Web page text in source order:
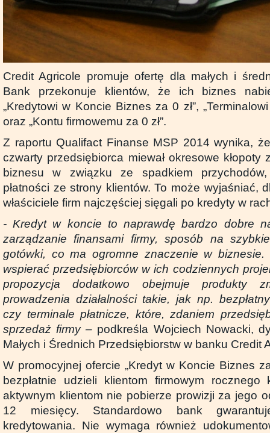
Credit Agricole promuje ofertę dla małych i
Bank przekonuje klientów, że ich biznes
„Kredytowi w Koncie Biznes za 0 zł”,
oraz „Kontu firmowemu za 0 zł”.
Z raportu Qualifact Finanse MSP 2014 wynika,
czwarty przedsiębiorca miewał okresowe kłopoty
biznesu w związku ze spadkiem
płatności ze strony klientów. To może wyjaśniać,
właściciele firm najczęściej sięgali po kredyty w
- Kredyt w koncie to naprawdę bardzo dobre
zarządzanie finansami firmy, sposób na
gotówki, co ma ogromne znaczenie w biznesie.
wspierać przedsiębiorców w ich codziennych
propozycja dodatkowo obejmuje produkty
prowadzenia działalności takie, jak np.
czy terminale płatnicze, które, zdaniem
sprzedaż firmy – podkreśla Wojciech Nowacki,
Małych i Średnich Przedsiębiorstw w banku Credit
W promocyjnej ofercie „Kredyt w Koncie Biznes
bezpłatnie udzieli klientom firmowym
aktywnym klientom nie pobierze prowizji za jego
12 miesięcy. Standardowo bank
kredytowania. Nie wymaga również